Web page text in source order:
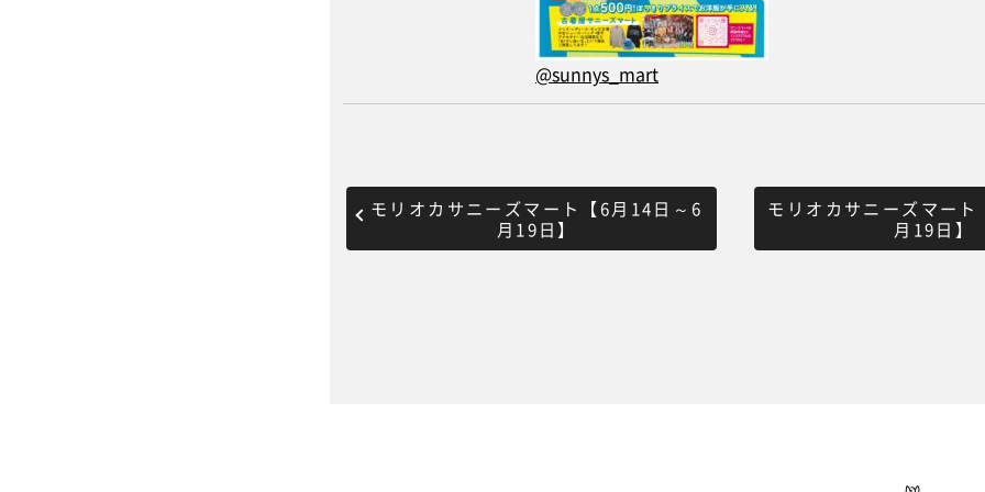
@sunnys_mart
モリオカサニーズマート【6月14日～6
月19日】
モリオカサニーズマー
月19日】